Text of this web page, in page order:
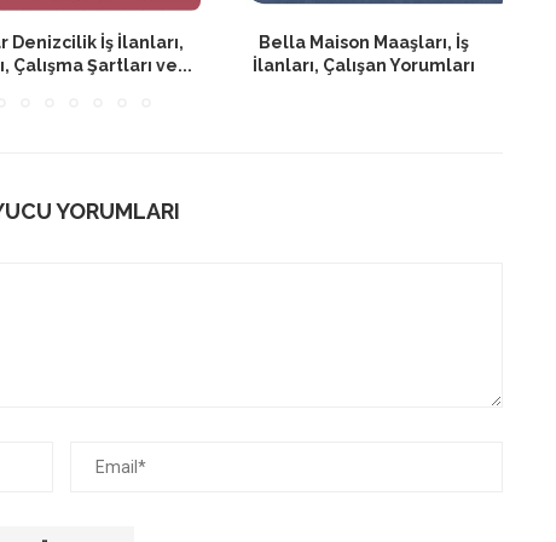
Denizcilik İş İlanları,
Çalışma Şartları ve...
Bella Maison Maaşları, İş
İlanları, Çalışan Yorumları
YORUMLARI